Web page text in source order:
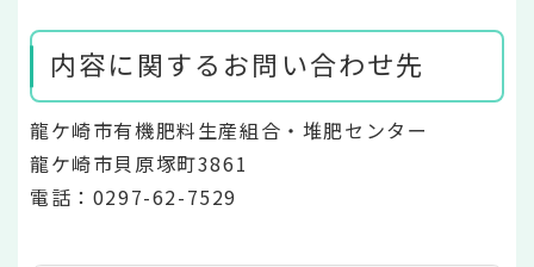
内容に関するお問い合わせ先
龍ケ崎市有機肥料生産組合・堆肥センター
龍ケ崎市貝原塚町3861
電話：0297-62-7529